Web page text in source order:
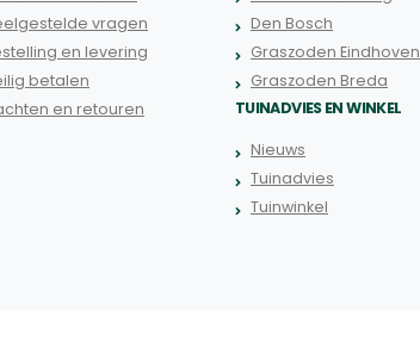
vragen
en levering
betalen
en retouren
Den Bosch
Graszoden Eindhoven
Graszoden Breda
TUINADVIES EN WINKEL
Nieuws
Tuinadvies
Tuinwinkel